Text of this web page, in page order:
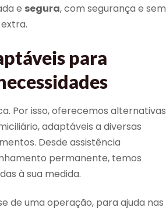
e segura, com segurança e sem
para
Por isso, oferecemos alternativas
adaptáveis a diversas
Desde assistência
permanente, temos
à sua medida.
de uma operação, para ajuda nas